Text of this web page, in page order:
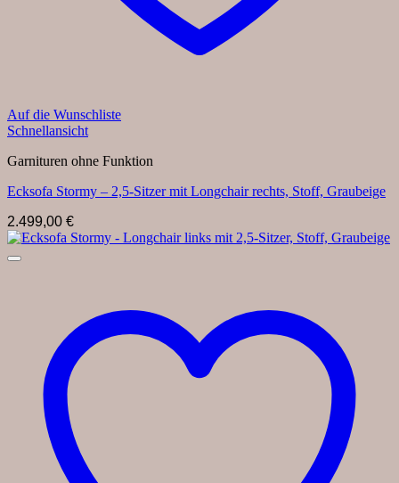
Auf die Wunschliste
Schnellansicht
Garnituren ohne Funktion
Ecksofa Stormy – 2,5-Sitzer mit Longchair rechts, Stoff, Graubeige
2.499,00 €